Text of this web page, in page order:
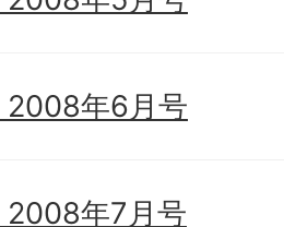
2008年6月号
2008年7月号